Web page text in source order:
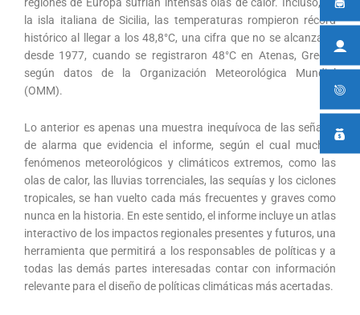
la isla italiana de Sicilia, las temperaturas rompieron récord
histórico al llegar a los 48,8°C, una cifra que no se alcanzaba
desde 1977, cuando se registraron 48°C en Atenas, Grecia,
según datos de la Organización Meteorológica Mundial
(OMM).
Lo anterior es apenas una muestra inequívoca de las señales
de alarma que evidencia el informe, según el cual muchos
fenómenos meteorológicos y climáticos extremos, como las
olas de calor, las lluvias torrenciales, las sequías y los ciclones
tropicales, se han vuelto cada más frecuentes y graves como
nunca en la historia. En este sentido, el informe incluye un atlas
interactivo de los impactos regionales presentes y futuros, una
herramienta que permitirá a los responsables de políticas y a
todas las demás partes interesadas contar con información
relevante para el diseño de políticas climáticas más acertadas.